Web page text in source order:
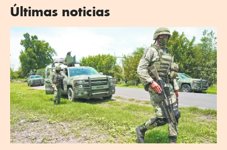
Últimas noticias